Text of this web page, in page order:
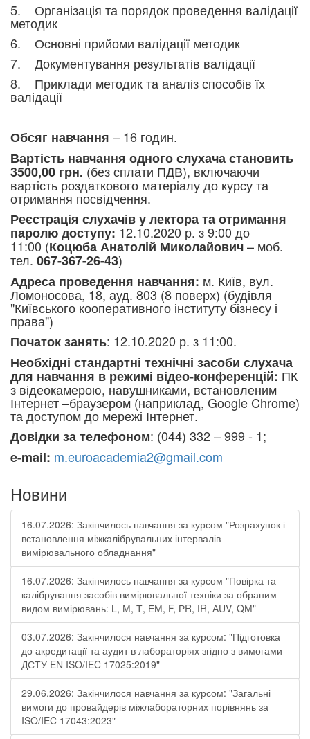
5. Організація та порядок проведення валідації
методик
6. Основні прийоми валідації методик
7. Документування результатів валідації
8. Приклади методик та аналіз способів їх
валідації
Обсяг навчання – 16 годин.
Вартість навчання одного слухача становить
3500,00 грн. (без сплати ПДВ), включаючи
вартість роздаткового матеріалу до курсу та
отримання посвідчення.
Реєстрація слухачів у лектора та отримання
паролю доступу: 12.10.2020 р. з 9:00 до
11:00 (Коцюба Анатолій Миколайович– моб.
тел. 067-367-26-43)
Адреса проведення навчання: м. Київ, вул.
Ломоносова, 18, ауд. 803 (8 поверх) (будівля
"Київського кооперативного інституту бізнесу і
права")
Початок занять: 12.10.2020 р. з 11:00.
Необхідні стандартні технічні засоби слухача
для навчання в режимі відео-конференцій: ПК
з відеокамерою, навушниками, встановленим
Інтернет –браузером (наприклад, Google Chrome)
та доступом до мережі Інтернет.
Довідки за телефоном: (044) 332 – 999 - 1;
e-mail: m.euroacademia2@gmail.com
Новини
16.07.2026: Закінчилось навчання за курсом "Розрахунок і
встановлення міжкалібрувальних інтервалів
вимірювального обладнання"
16.07.2026: Закінчилось навчання за курсом "Повірка та
калібрування засобів вимірювальної техніки за обраним
видом вимірювань: L, М, Т, ЕМ, F, РR, ІR, АUV, QМ"
03.07.2026: Закінчилося навчання за курсом: "Підготовка
до акредитації та аудит в лабораторіях згідно з вимогами
ДСТУ EN ISO/IEC 17025:2019"
29.06.2026: Закінчилося навчання за курсом: "Загальні
вимоги до провайдерів міжлабораторних порівнянь за
ISO/IEC 17043:2023"